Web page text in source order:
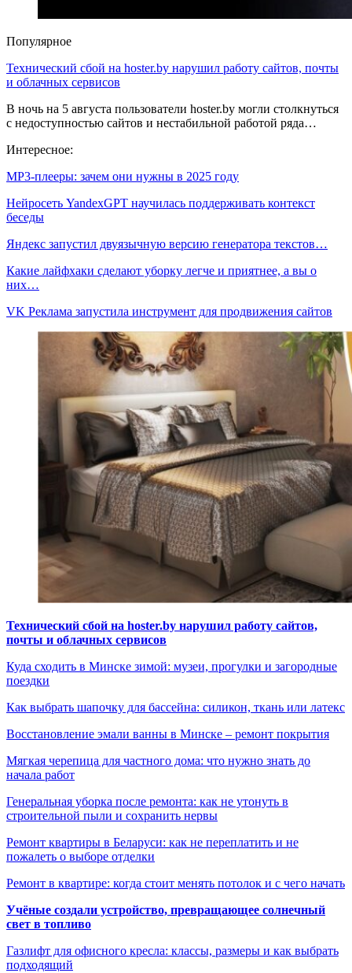
Популярное
Технический сбой на hoster.by нарушил работу сайтов, почты
и облачных сервисов
В ночь на 5 августа пользователи hoster.by могли столкнуться
с недоступностью сайтов и нестабильной работой ряда…
Интересное:
MP3-плееры: зачем они нужны в 2025 году
Нейросеть YandexGPT научилась поддерживать контекст
беседы
Яндекс запустил двуязычную версию генератора текстов…
Какие лайфхаки сделают уборку легче и приятнее, а вы о
них…
VK Реклама запустила инструмент для продвижения сайтов
Технический сбой на hoster.by нарушил работу сайтов,
почты и облачных сервисов
Куда сходить в Минске зимой: музеи, прогулки и загородные
поездки
Как выбрать шапочку для бассейна: силикон, ткань или латекс
Восстановление эмали ванны в Минске – ремонт покрытия
Мягкая черепица для частного дома: что нужно знать до
начала работ
Генеральная уборка после ремонта: как не утонуть в
строительной пыли и сохранить нервы
Ремонт квартиры в Беларуси: как не переплатить и не
пожалеть о выборе отделки
Ремонт в квартире: когда стоит менять потолок и с чего начать
Учёные создали устройство, превращающее солнечный
свет в топливо
Газлифт для офисного кресла: классы, размеры и как выбрать
подходящий